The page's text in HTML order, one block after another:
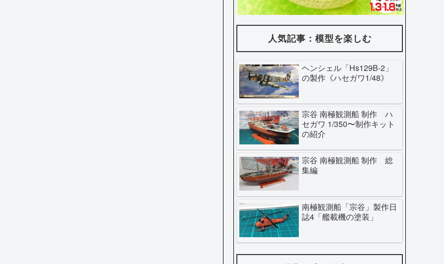
人気記事：模型を楽しむ
ヘンシェル「Hs129B-2」
の製作《ハセガワ1/48》
宗谷 南極観測船 制作 ハ
セガワ 1/350〜制作キット
の紹介
宗谷 南極観測船 制作 総
集編
南極観測船「宗谷」製作日
誌4「艦載機の塗装」